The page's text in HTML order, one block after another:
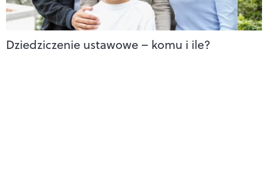
Dziedziczenie ustawowe – komu i ile?